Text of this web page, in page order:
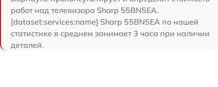
работ над телевизора Sharp 55BN5EA.
[dataset:services:name] Sharp 55BN5EA по нашей
статистике в среднем занимает 3 часа при наличии
деталей.